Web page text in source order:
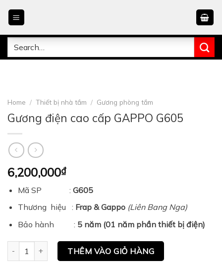
for:
Home / Thiết bị nhà tắm / Gương phòng tắm
Gương điện cao cấp GAPPO G605
6,200,000₫
Mã SP : G605
Thương hiệu : Frap & Gappo (Liên Bang Nga)
Bảo hành : 5 năm (01 năm phần thiết bị điện)
Gương điện cao cấp GAPPO G605 quantity
THÊM VÀO GIỎ HÀNG